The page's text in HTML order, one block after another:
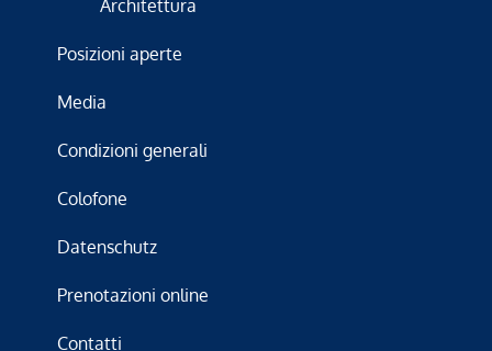
Architettura
Posizioni aperte
Media
Condizioni generali
Colofone
Datenschutz
Prenotazioni online
Contatti